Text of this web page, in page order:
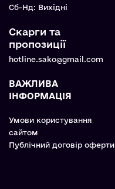
Cб-Нд: Вихідні
Скарги та
пропозиції
hotline.sako@gmail.com
ВАЖЛИВА
ІНФОРМАЦІЯ
Умови користування
сайтом
Публічний договір оферти